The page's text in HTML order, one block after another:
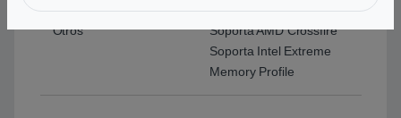
Otros
Soporta AMD Crossfire
Soporta Intel Extreme
Memory Profile